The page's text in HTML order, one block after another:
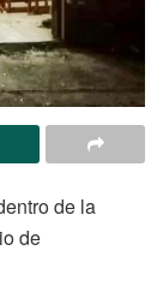
de la
de